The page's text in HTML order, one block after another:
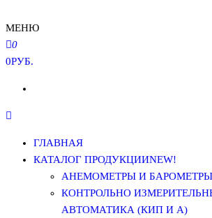
МЕНЮ
0
0РУБ.
ГЛАВНАЯ
КАТАЛОГ ПРОДУКЦИИNEW!
АНЕМОМЕТРЫ И БАРОМЕТРЫ
КОНТРОЛЬНО
АВТОМАТИКА (КИП И А)